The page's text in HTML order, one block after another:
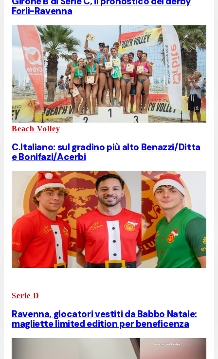
Forlì-Ravenna
Beach Volley
C.Italiano: sul gradino più alto Benazzi/Ditta
e Bonifazi/Acerbi
Serie D
Ravenna, giocatori vestiti da Babbo Natale:
magliette limited edition per beneficenza